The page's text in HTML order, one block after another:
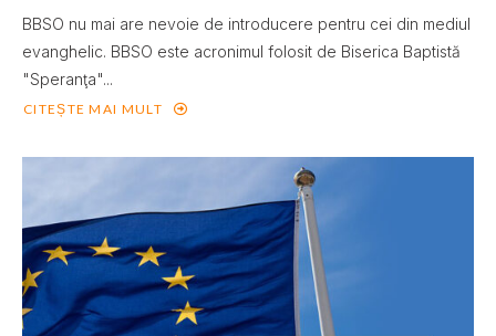
BBSO nu mai are nevoie de introducere pentru cei din mediul
evanghelic. BBSO este acronimul folosit de Biserica Baptistă
"Speranţa"...
CITEȘTE MAI MULT